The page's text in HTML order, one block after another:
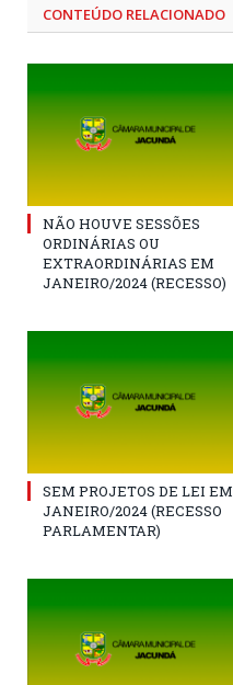
CONTEÚDO RELACIONADO
NÃO HOUVE SESSÕES
ORDINÁRIAS OU
EXTRAORDINÁRIAS EM
JANEIRO/2024 (RECESSO)
SEM PROJETOS DE LEI EM
JANEIRO/2024 (RECESSO
PARLAMENTAR)